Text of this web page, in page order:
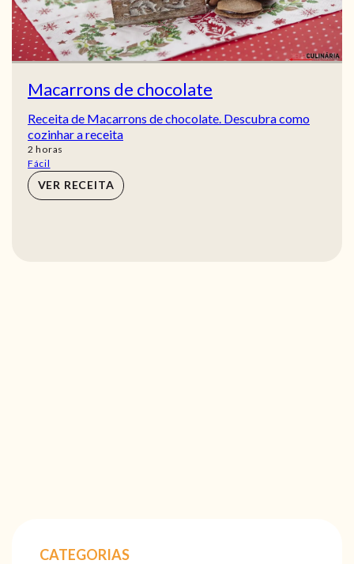
Macarrons de chocolate
Receita de Macarrons de chocolate. Descubra como
cozinhar a receita
2 horas
horas
Fácil
VER RECEITA
CATEGORIAS